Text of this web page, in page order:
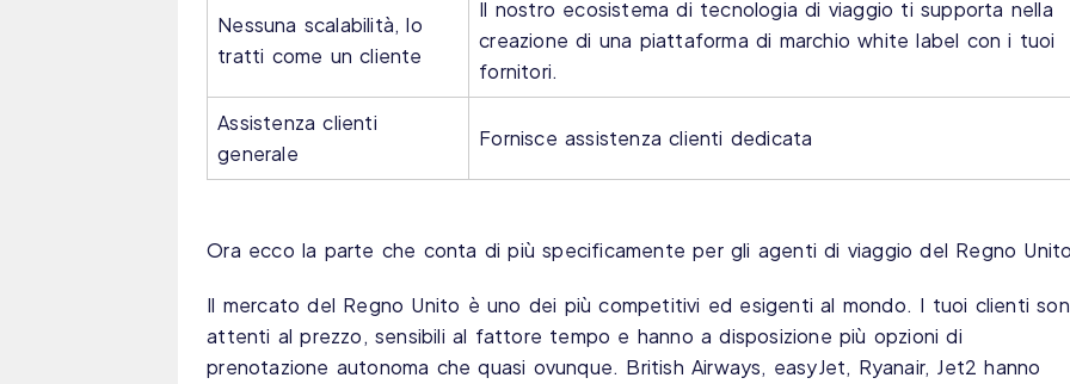
Nessuna scalabilità, lo
tratti come un cliente
Il nostro ecosistema di tecnologia di viaggio ti supporta nella
creazione di una piattaforma di marchio white label con i tuoi
fornitori.
Assistenza clienti
generale
Fornisce assistenza clienti dedicata
Ora ecco la parte che conta di più specificamente per gli agenti di viaggio del Regno
Il mercato del Regno Unito è uno dei più competitivi ed esigenti al mondo. I tuoi clienti
attenti al prezzo, sensibili al fattore tempo e hanno a disposizione più opzioni di
prenotazione autonoma che quasi ovunque. British Airways, easyJet, Ryanair, Jet2 hanno